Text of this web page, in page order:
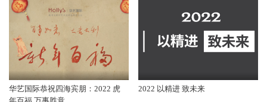
华艺国际恭祝四海宾朋：2022 虎
2022 以精进 致未来